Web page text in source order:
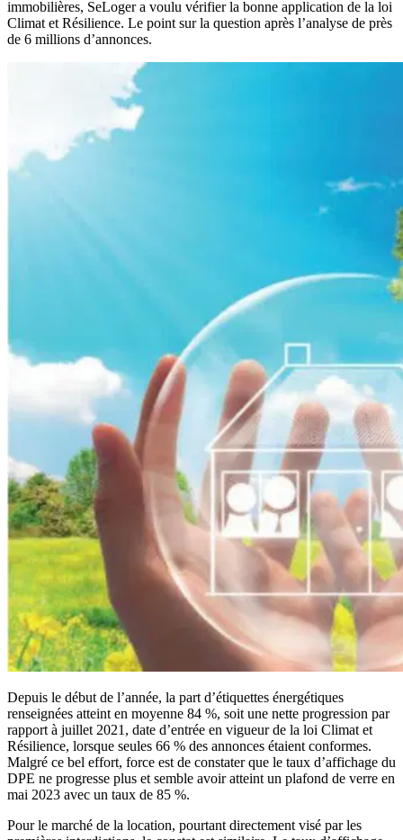
immobilières, SeLoger a voulu vérifier la bonne application de la loi
Climat et Résilience. Le point sur la question après l’analyse de près
de 6 millions d’annonces.
Depuis le début de l’année, la part d’étiquettes énergétiques
renseignées atteint en moyenne 84 %, soit une nette progression par
rapport à juillet 2021, date d’entrée en vigueur de la loi Climat et
Résilience, lorsque seules 66 % des annonces étaient conformes.
Malgré ce bel effort, force est de constater que le taux d’affichage du
DPE ne progresse plus et semble avoir atteint un plafond de verre en
mai 2023 avec un taux de 85 %.
Pour le marché de la location, pourtant directement visé par les